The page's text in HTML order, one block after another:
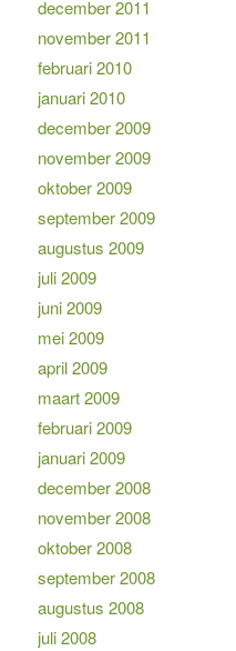
december 2011
november 2011
februari 2010
januari 2010
december 2009
november 2009
oktober 2009
september 2009
augustus 2009
juli 2009
juni 2009
mei 2009
april 2009
maart 2009
februari 2009
januari 2009
december 2008
november 2008
oktober 2008
september 2008
augustus 2008
juli 2008